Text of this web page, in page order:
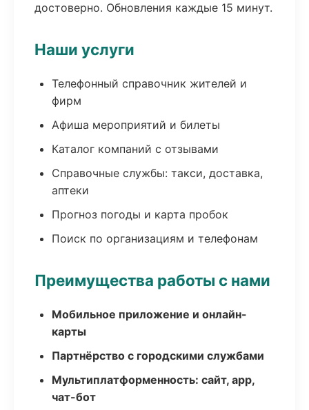
достоверно. Обновления каждые 15 минут.
Наши услуги
Телефонный справочник жителей и
фирм
Афиша мероприятий и билеты
Каталог компаний с отзывами
Справочные службы: такси, доставка,
аптеки
Прогноз погоды и карта пробок
Поиск по организациям и телефонам
Преимущества работы с нами
Мобильное приложение и онлайн-
карты
Партнёрство с городскими службами
Мультиплатформенность: сайт, app,
чат-бот